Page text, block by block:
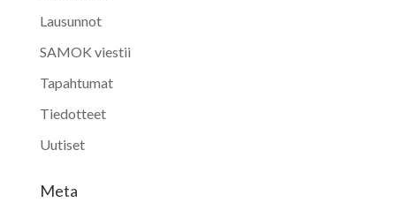
Lausunnot
SAMOK viestii
Tapahtumat
Tiedotteet
Uutiset
Meta